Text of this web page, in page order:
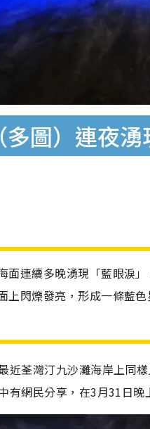
圖）連夜
面連續多晚湧現「藍眼淚
上閃爍發亮，形成一條藍
近荃灣汀九沙灘海岸上同
有網民分享，在3月31日晚